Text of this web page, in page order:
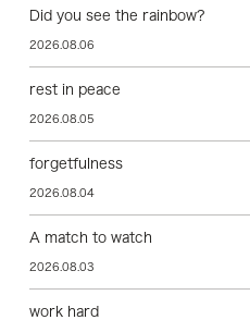
Did you see the rainbow?
2026.08.06
rest in peace
2026.08.05
forgetfulness
2026.08.04
A match to watch
2026.08.03
work hard